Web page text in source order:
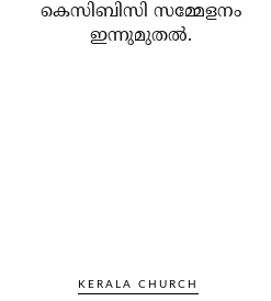
കെസിബിസി സമ്മേളനം
ഇന്നുമുതല്‍.
KERALA CHURCH